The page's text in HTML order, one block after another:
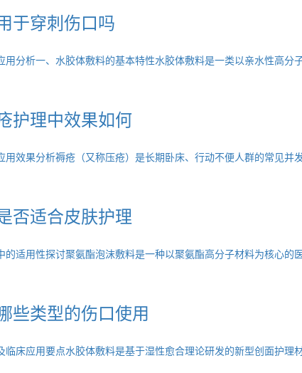
于穿刺伤口吗
用分析一、水胶体敷料的基本特性水胶体敷料是一类以亲水性高
护理中效果如何
用效果分析褥疮（又称压疮）是长期卧床、行动不便人群的常见
否适合皮肤护理
的适用性探讨聚氨酯泡沫敷料是一种以聚氨酯高分子材料为核心
些类型的伤口使用
临床应用要点水胶体敷料是基于湿性愈合理论研发的新型创面护